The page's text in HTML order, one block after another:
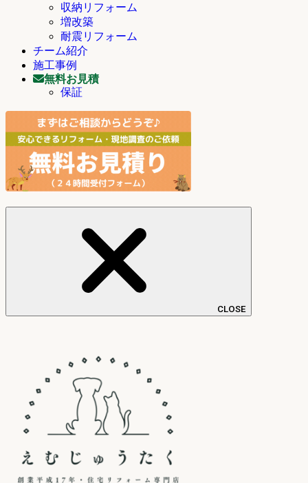
収納リフォーム
増改築
耐震リフォーム
チーム紹介
施工事例
無料お見積
保証
CLOSE